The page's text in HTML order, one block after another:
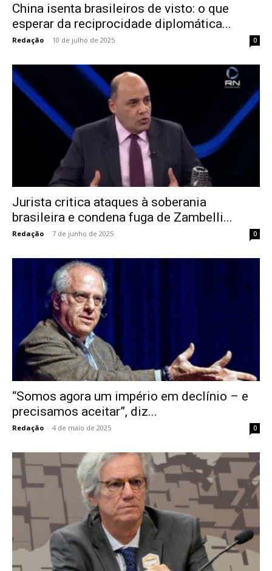
China isenta brasileiros de visto: o que
esperar da reciprocidade diplomática...
Redação - 10 de julho de 2025 0
Jurista critica ataques à soberania
brasileira e condena fuga de Zambelli...
Redação - 7 de junho de 2025 0
“Somos agora um império em declínio – e
precisamos aceitar”, diz...
Redação - 4 de maio de 2025 0